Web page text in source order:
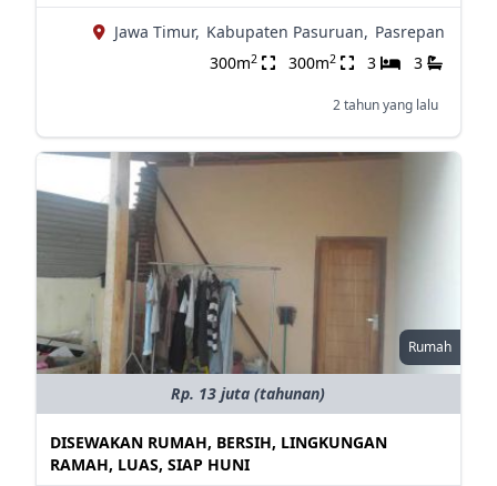
Jawa Timur, Kabupaten Pasuruan, Pasrepan
300m2 300m2 3 3
2 tahun yang lalu
Rumah
Rp. 13 juta (tahunan)
DISEWAKAN RUMAH, BERSIH, LINGKUNGAN
RAMAH, LUAS, SIAP HUNI